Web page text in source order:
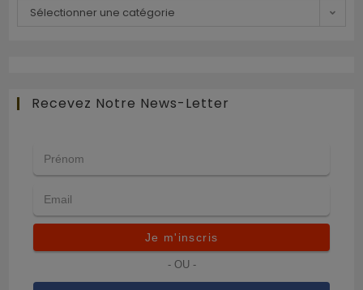
Sélectionner une catégorie
Recevez Notre News-Letter
Je m'inscris
- OU -